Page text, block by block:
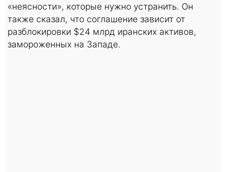
«неясности», которые нужно устранить. Он
также сказал, что соглашение зависит от
разблокировки $24 млрд иранских активов,
замороженных на Западе.